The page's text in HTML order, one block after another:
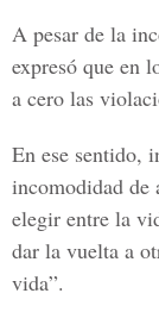
A pesar de la
expresó que en
a cero las
En ese sentido,
incomodidad de
elegir entre la
dar la vuelta a
vida”.